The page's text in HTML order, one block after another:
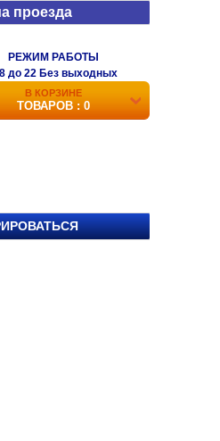
проезда
РЕЖИМ РАБОТЫ
до 22 Без выходных
В КОРЗИНЕ
ТОВАРОВ : 0